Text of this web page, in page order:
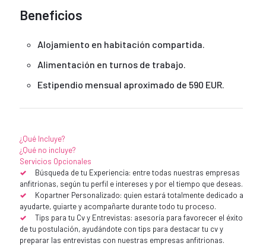
Beneficios
Alojamiento en habitación compartida.
Alimentación en turnos de trabajo.
Estipendio mensual aproximado de 590 EUR.
¿Qué Incluye?
¿Qué no incluye?
Servicios Opcionales
Búsqueda de tu Experiencia: entre todas nuestras empresas
anfitrionas, según tu perfil e intereses y por el tiempo que deseas.
Kopartner Personalizado: quien estará totalmente dedicado a
ayudarte, guiarte y acompañarte durante todo tu proceso.
Tips para tu Cv y Entrevistas: asesoría para favorecer el éxito
de tu postulación, ayudándote con tips para destacar tu cv y
preparar las entrevistas con nuestras empresas anfitrionas.